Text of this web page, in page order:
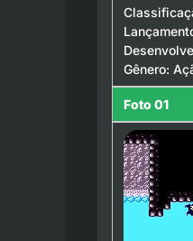
Gênero:
Foto 01